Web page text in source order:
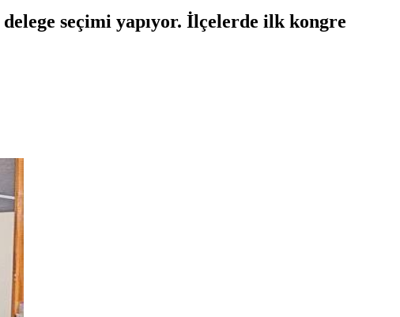
seçimi yapıyor. İlçelerde ilk kongre